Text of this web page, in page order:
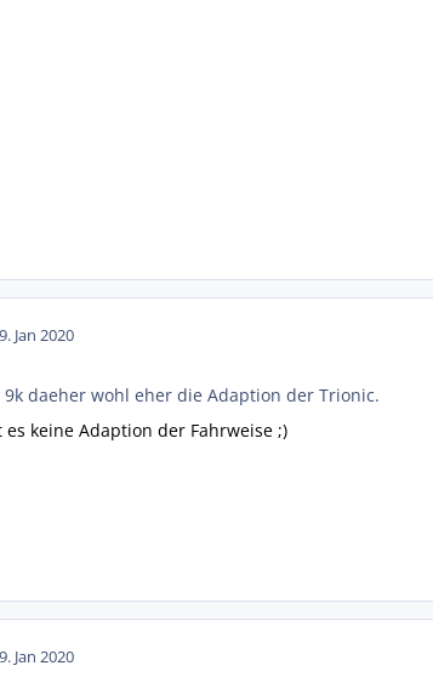
Jan 2020
daeher wohl eher die Adaption der Trionic.
keine Adaption der Fahrweise ;)
Jan 2020